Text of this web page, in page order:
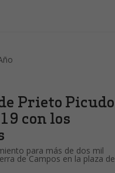
Prieto Picudo
con los
para más de dos mil
de Campos en la plaza de